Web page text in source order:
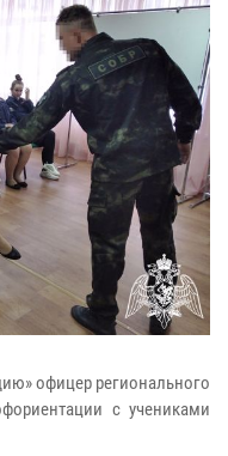
офицер регионального
с учениками